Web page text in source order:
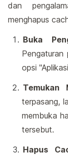
dan
menghapus
Buka
Pengaturan
opsi
Temukan
terpasang,
membuka
tersebut.
Hapus